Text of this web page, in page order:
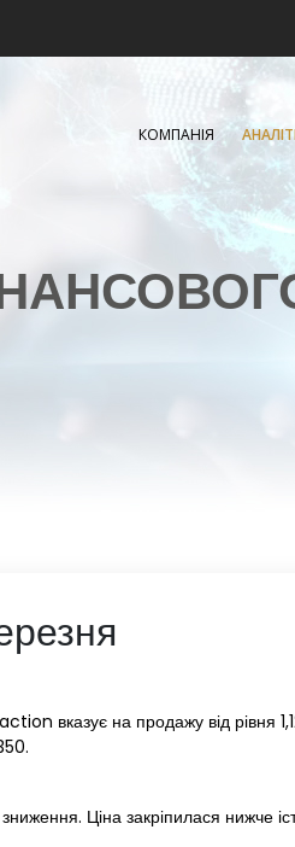
КОМПАНІЯ
вказує на продажу від рівня
Ціна закріпилася нижче